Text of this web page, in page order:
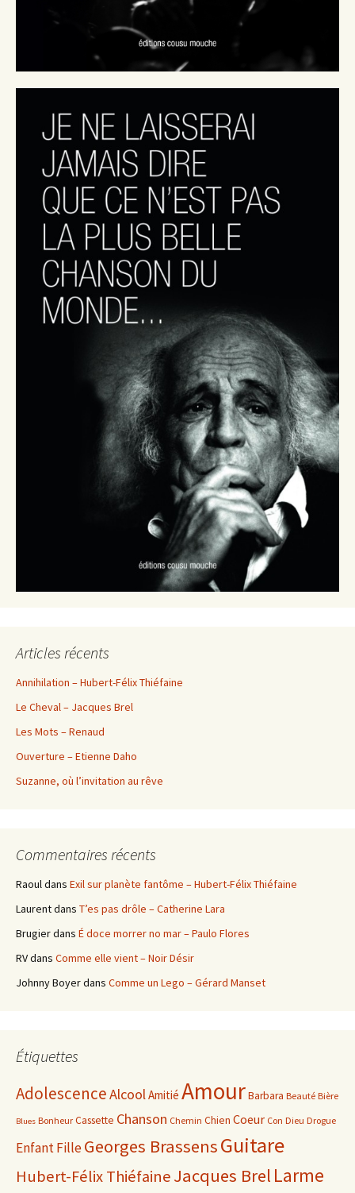
Articles récents
Annihilation – Hubert-Félix Thiéfaine
Le Cheval – Jacques Brel
Les Mots – Renaud
Ouverture – Etienne Daho
Suzanne, où l’invitation au rêve
Commentaires récents
Raouldans Exil sur planète fantôme – Hubert-Félix Thiéfaine
Laurentdans T’es pas drôle – Catherine Lara
Brugierdans É doce morrer no mar – Paulo Flores
RVdans Comme elle vient – Noir Désir
Johnny Boyerdans Comme un Lego – Gérard Manset
Étiquettes
AdolescenceAlcoolAmitié AmourBarbara Beauté Bière
Blues Bonheur Cassette Chanson Chemin Chien Coeur Con Dieu Drogue
EnfantFilleGeorges BrassensGuitare
Hubert-Félix ThiéfaineJacques Brel Larme